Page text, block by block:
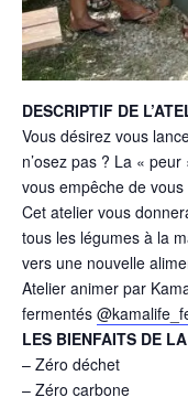
DESCRIPTIF DE
Vous désirez vous
n’osez pas ? La «
vous empêche de vous
Cet atelier vous
tous les légumes à la
vers une nouvelle
Atelier animer par
fermentés
LES BIENFAITS DE
– Zéro déchet
– Zéro carbone